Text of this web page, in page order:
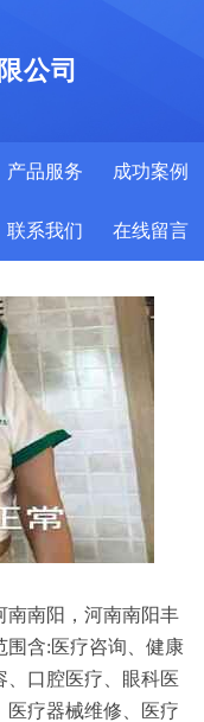
公司
产品服务 成功案例
联系我们 在线留言
南南阳，河南南阳丰
围含:医疗咨询、健康
、口腔医疗、眼科医
医疗器械维修、医疗